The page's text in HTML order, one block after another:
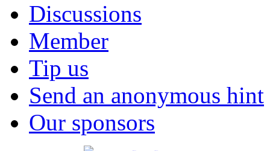
Discussions
Member
Tip us
Send an anonymous hint
Our sponsors